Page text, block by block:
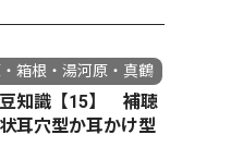
箱根・湯河原・真鶴
知識【15】 補聴
耳穴型か耳かけ型